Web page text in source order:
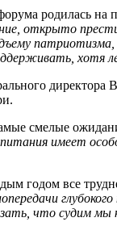
родилась на
открыто
хотя
смелые
имеет
годом все
что судим